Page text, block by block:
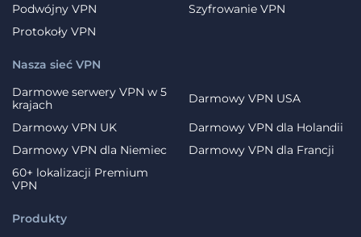
Podwójny VPN
Szyfrowanie VPN
Protokoły VPN
Produkty
Nasza sieć VPN
Darmowe serwery VPN w 5
krajach
Darmowy VPN USA
Darmowy VPN UK
Darmowy VPN dla Holandii
Darmowy VPN dla Niemiec
Darmowy VPN dla Francji
60+ lokalizacji Premium
VPN